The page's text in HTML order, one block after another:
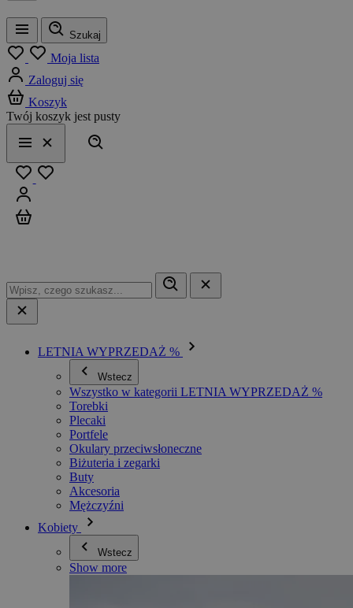
Menu
Szukaj
Moja lista
Zaloguj się
Koszyk
Twój koszyk jest pusty
Menu
Zamknij
LETNIA WYPRZEDAŻ %
Wstecz
Wszystko w kategorii LETNIA WYPRZEDAŻ %
Torebki
Plecaki
Portfele
Okulary przeciwsłoneczne
Biżuteria i zegarki
Buty
Akcesoria
Mężczyźni
Kobiety
Wstecz
Show more